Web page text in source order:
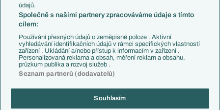
Chelsea FC
Manchester United
AC Milán
Juventus FC
Bayern Mnichov
FC Barcelona
Real Madrid
údajů.
Společně s našimi partnery zpracováváme údaje s tímto
cílem:
Používání přesných údajů o zeměpisné poloze . Aktivní
vyhledávání identifikačních údajů v rámci specifických vlastností
zařízení . Ukládání a/nebo přístup k informacím v zařízení .
Personalizovaná reklama a obsah, měření reklam a obsahu,
průzkum publika a rozvoj služeb .
Seznam partnerů (dodavatelů)
Souhlasím